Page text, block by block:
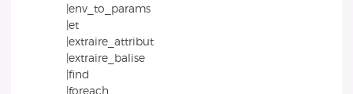
|env_to_params
|et
|extraire_attribut
|extraire_balise
|find
|foreach